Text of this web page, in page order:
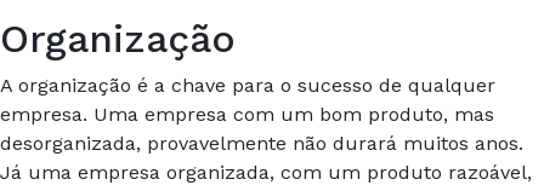
Organização
A organização é a chave para o sucesso de qualquer
empresa. Uma empresa com um bom produto, mas
desorganizada, provavelmente não durará muitos anos.
Já uma empresa organizada, com um produto razoável,